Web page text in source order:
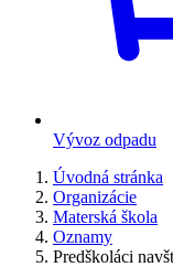
Vývoz odpadu
Úvodná stránka
Organizácie
Materská škola
Oznamy
Predškoláci